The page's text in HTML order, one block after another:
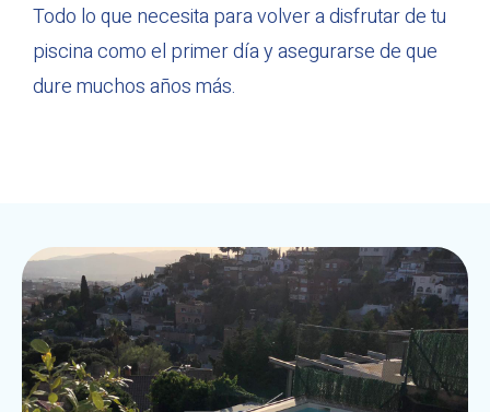
Todo lo que necesita para volver a disfrutar de tu
piscina como el primer día y asegurarse de que
dure muchos años más.